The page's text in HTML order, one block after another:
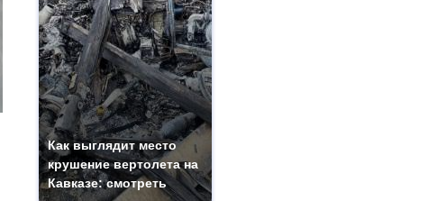
Как выглядит место
крушение вертолета на
Кавказе: смотреть